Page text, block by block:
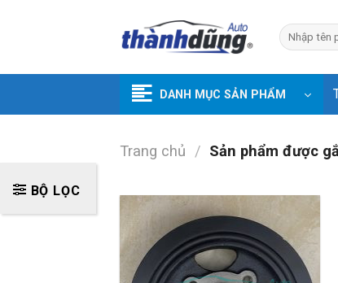
Tìm
kiếm:
DANH MỤC SẢN PHẨM
Trang chủ / Sản phẩm được
BỘ LỌC